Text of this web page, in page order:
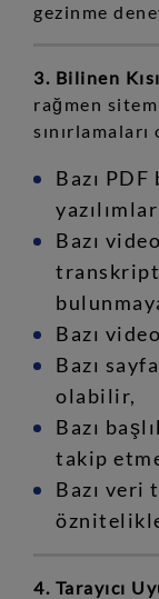
gezinme
3. Bilinen
rağmen
Bazı
Bazı
transkript
Bazı
Bazı
olabilir,
Bazı
takip
Bazı veri
4. Tarayıcı